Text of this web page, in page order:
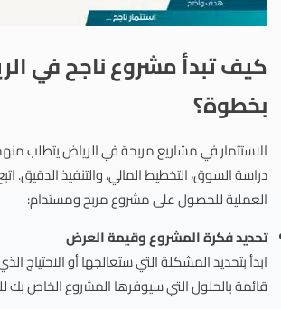
كيف تبدأ مشروع ناجح في
بخطوة؟
الاستثمار في مشاريع مربحة في الرياض يتطلب
دراسة السوق، التخطيط المالي، والتنفيذ الدقيق.
العملية للحصول على مشروع مربح ومستدام:
تحديد فكرة المشروع وقيمة العرض
ابدأ بتحديد المشكلة التي ستعالجها أو الاحتياج
قائمة بالحلول التي سيوفرها المشروع الخاص بك